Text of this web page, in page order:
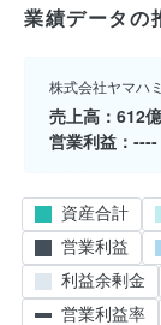
業績データの
株式会社ヤマハ
売上高
612
営業利益
----
資産合計
営業利益
利益余剰金
営業利益率